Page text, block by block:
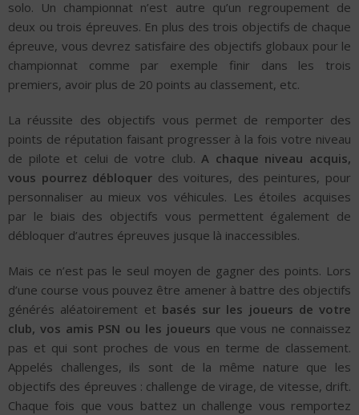
solo. Un championnat n’est autre qu’un regroupement de
deux ou trois épreuves. En plus des trois objectifs de chaque
épreuve, vous devrez satisfaire des objectifs globaux pour le
championnat comme par exemple finir dans les trois
premiers, avoir plus de 20 points au classement, etc.
La réussite des objectifs vous permet de remporter des
points de réputation faisant progresser à la fois votre niveau
de pilote et celui de votre club.A chaque niveau acquis,
vous pourrez débloquer des voitures, des peintures, pour
personnaliser au mieux vos véhicules. Les étoiles acquises
par le biais des objectifs vous permettent également de
débloquer d’autres épreuves jusque là inaccessibles.
Mais ce n’est pas le seul moyen de gagner des points. Lors
d’une course vous pouvez être amener à battre des objectifs
générés aléatoirement et basés sur les joueurs de votre
club, vos amis PSN ou les joueurs que vous ne connaissez
pas et qui sont proches de vous en terme de classement.
Appelés challenges, ils sont de la même nature que les
objectifs des épreuves : challenge de virage, de vitesse, drift.
Chaque fois que vous battez un challenge vous remportez